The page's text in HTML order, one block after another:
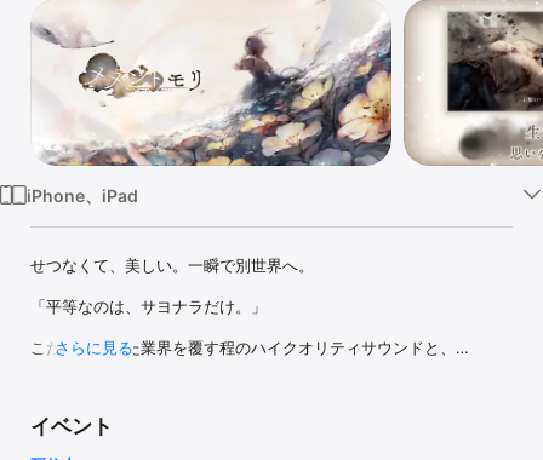
Mac
Vision
TV
iPhone、iPad
せつなくて、美しい。一瞬で別世界へ。
「平等なのは、サヨナラだけ。」
こだわり抜いた業界を覆す程のハイクオリティサウンドと、
さらに見る
イベント